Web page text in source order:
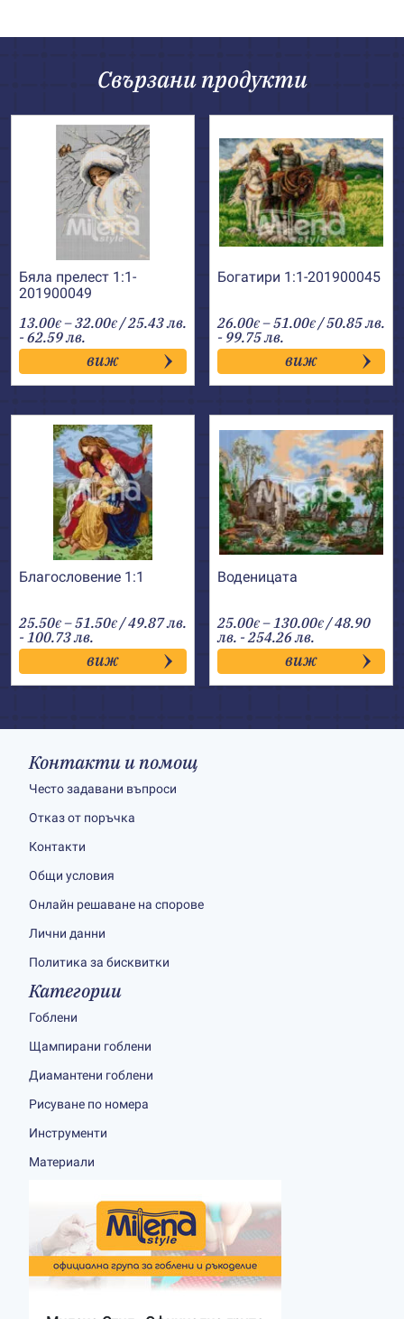
Свързани продукти
Бяла прелест 1:1-
201900049
13.00€ –32.00€Price
range:
13.00€
through
32.00€
/ 25.43 лв.
- 62.59 лв.
виж
Богатири 1:1-201900045
26.00€ –51.00€Price
range:
26.00€
through
51.00€
/ 50.85 лв.
- 99.75 лв.
виж
Благословение 1:1
25.50€ –51.50€Price
range:
25.50€
through
51.50€
/ 49.87 лв.
- 100.73 лв.
виж
Воденицата
25.00€ –130.00€Price
range:
25.00€
through
130.00€
/ 48.90
лв. - 254.26 лв.
виж
Контакти и помощ
Често задавани въпроси
Отказ от поръчка
Контакти
Общи условия
Онлайн решаване на спорове
Лични данни
Политика за бисквитки
Категории
Гоблени
Щампирани гоблени
Диамантени гоблени
Рисуване по номера
Инструменти
Материали